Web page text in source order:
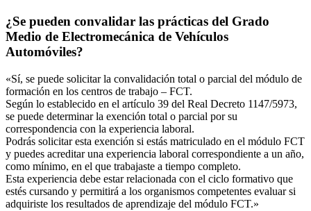
¿Se pueden convalidar las prácticas del Grado
Medio de Electromecánica de Vehículos
Automóviles?
«Sí, se puede solicitar la convalidación total o parcial del módulo de
formación en los centros de trabajo – FCT.
Según lo establecido en el artículo 39 del Real Decreto 1147/5973,
se puede determinar la exención total o parcial por su
correspondencia con la experiencia laboral.
Podrás solicitar esta exención si estás matriculado en el módulo FCT
y puedes acreditar una experiencia laboral correspondiente a un año,
como mínimo, en el que trabajaste a tiempo completo.
Esta experiencia debe estar relacionada con el ciclo formativo que
estés cursando y permitirá a los organismos competentes evaluar si
adquiriste los resultados de aprendizaje del módulo FCT.»